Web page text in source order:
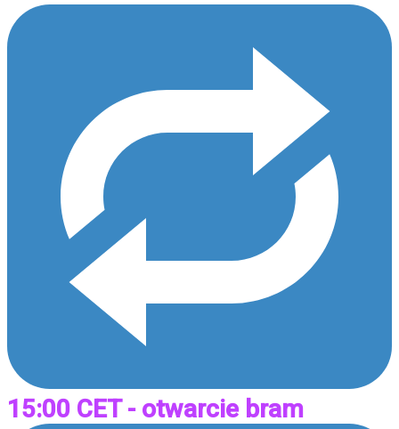
15:00 CET - otwarcie bram